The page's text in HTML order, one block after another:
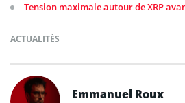
Tension maximale autour de XRP
ACTUALITÉS
Emmanuel Roux